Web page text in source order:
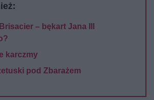
– bękart Jana III
karczmy
pod Zbarażem